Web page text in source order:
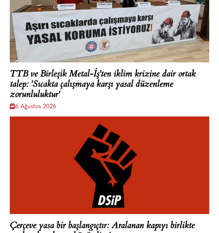
TTB ve Birleşik Metal-İş'ten iklim krizine dair ortak
talep: 'Sıcakta çalışmaya karşı yasal düzenleme
zorunluluktur'
6 Ağustos 2026
Çerçeve yasa bir başlangıçtır: Aralanan kapıyı birlikte